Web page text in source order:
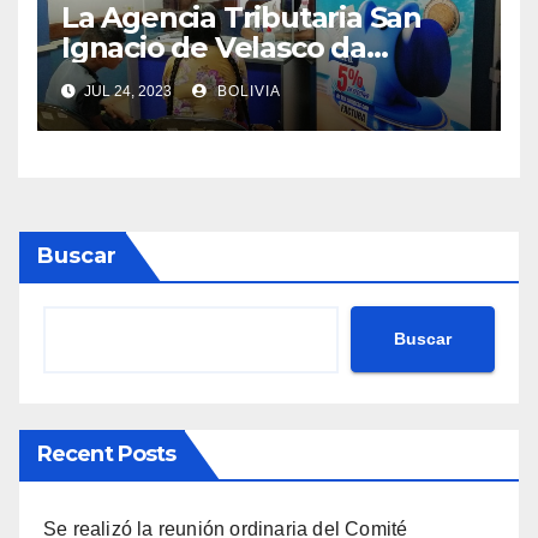
La Agencia Tributaria San
Ignacio de Velasco da
asistencia tributaria a
municipios aledaño
JUL 24, 2023 BOLIVIA
Buscar
Buscar
Recent Posts
Se realizó la reunión ordinaria del Comité